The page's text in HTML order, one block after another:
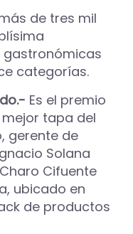
de tres mil
categorías.
Es el premio
tapa del
gerente de
Solana
Cifuente
ubicado en
de productos